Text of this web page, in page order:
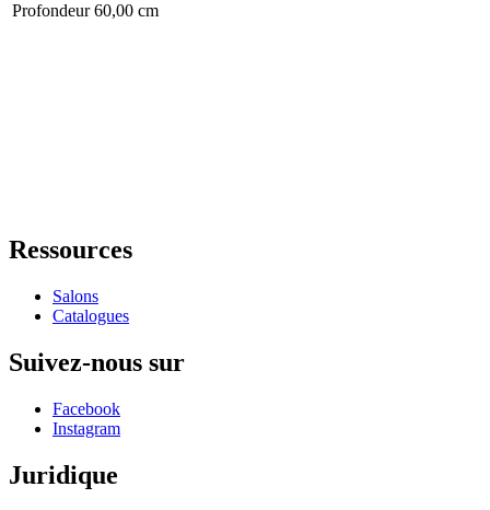
Profondeur 60,00 cm
Ressources
Salons
Catalogues
Suivez-nous sur
Facebook
Instagram
Juridique